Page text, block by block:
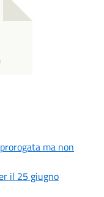
ma non
il 25 giugno